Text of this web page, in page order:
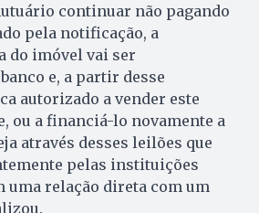
continuar não pagando
pela notificação, a
do imóvel vai ser
e, a partir desse
autorizado a vender este
ou a financiá-lo novamente a
através desses leilões que
pelas instituições
uma relação direta com um